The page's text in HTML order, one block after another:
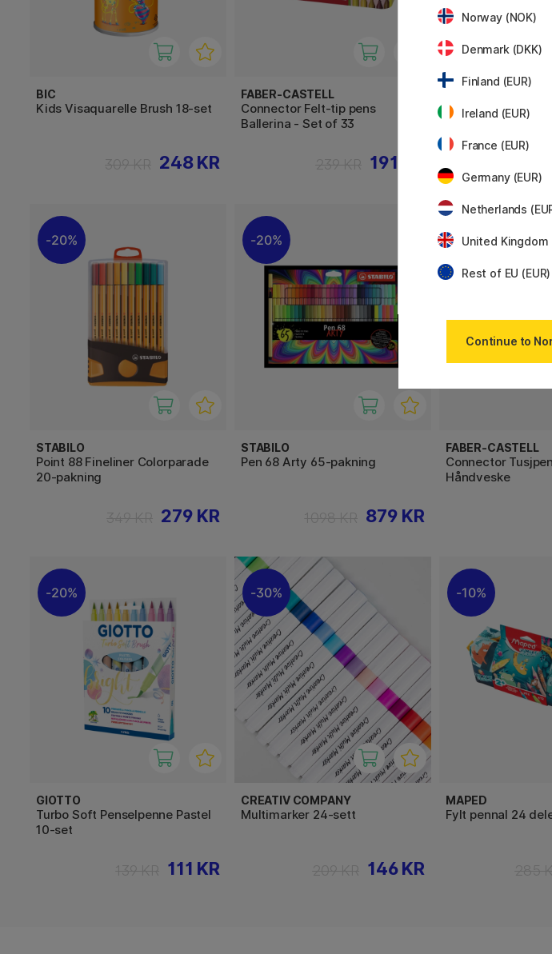
BIC
Kids Visaquarelle Brush 18-set
248 KR
FABER-CASTELL
Connector Felt-tip pens
Ballerina - Set of 33
191 KR
Connector Felt-tip
80
20%
STABILO
Point 88 Fineliner Colorparade
20-pakning
279 KR
20%
STABILO
Pen 68 Arty 65-pakning
879 KR
FABER-CASTELL
Connector
Håndveske
20%
GIOTTO
Turbo Soft Penselpenne Pastel
10-set
111 KR
30%
CREATIV COMPANY
Multimarker 24-sett
146 KR
10%
MAPED
Fylt pennal 24
Norway (NOK)
Denmark (DKK)
Finland (EUR)
Ireland (EUR)
France (EUR)
Germany (EUR)
Netherlands
United Kingdom
Rest of EU (EUR)
Continue to